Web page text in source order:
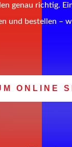
genau richtig.
und bestellen –
ONLINE